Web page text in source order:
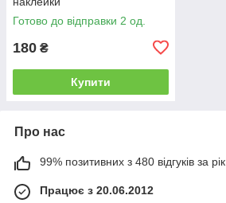
Готово до відправки 2 од.
180 ₴
Купити
Про нас
99% позитивних з 480 відгуків за рік
Працює з 20.06.2012